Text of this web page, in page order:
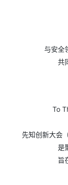
与安全
共
To
先知创新大会
是
旨